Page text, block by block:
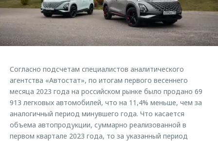
Страхование
Кредитный калькулятор
Аксессуары
Оригинальные аксессуары
Запчасти
Трейд-ин
Калькулятор трейд-ин
Клиентская поддержка
O&J Автоклуб
Клуб владельцев OMODA
Аксессуары
Одежда и сувениры
Оригинальные аксессуары
Запчасти
Обратная связь
Согласно подсчетам специалистов аналитического
агентства «Автостат», по итогам первого весеннего
месяца 2023 года на российском рынке было продано 69
913 легковых автомобилей, что на 11,4% меньше, чем за
аналогичный период минувшего года. Что касается
объема автопродукции, суммарно реализованной в
первом квартале 2023 года, то за указанный период